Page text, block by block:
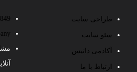
طراحی سایت
سئو سایت
آکادمی داتیس
ارتباط با ما
998 0911